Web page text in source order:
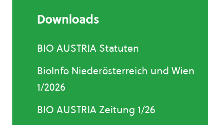
Downloads
BIO AUSTRIA Statuten
BioInfo Niederösterreich und Wien
1/2026
BIO AUSTRIA Zeitung 1/26